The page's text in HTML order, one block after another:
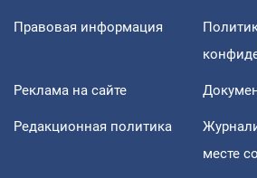
Правовая информация
Реклама на сайте
Редакционная политика
месте